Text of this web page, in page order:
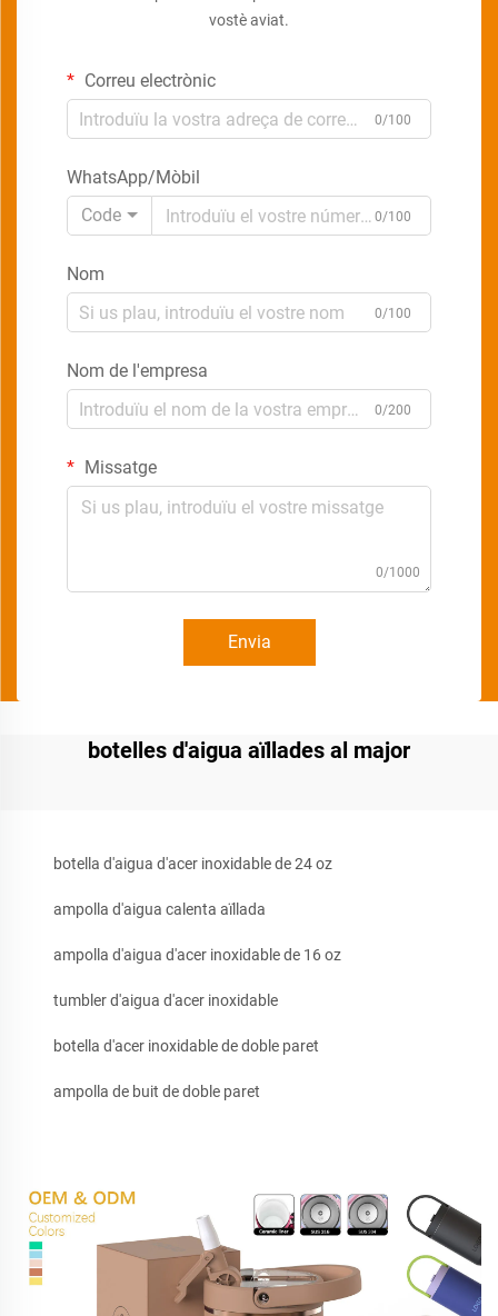
vostè aviat.
Correu electrònic
0/100
WhatsApp/Mòbil
Code
0/100
Nom
0/100
Nom de l'empresa
0/200
Missatge
0/1000
Envia
botelles d'aigua aïllades al major
botella d'aigua d'acer inoxidable de 24 oz
ampolla d'aigua calenta aïllada
ampolla d'aigua d'acer inoxidable de 16 oz
tumbler d'aigua d'acer inoxidable
botella d'acer inoxidable de doble paret
ampolla de buit de doble paret